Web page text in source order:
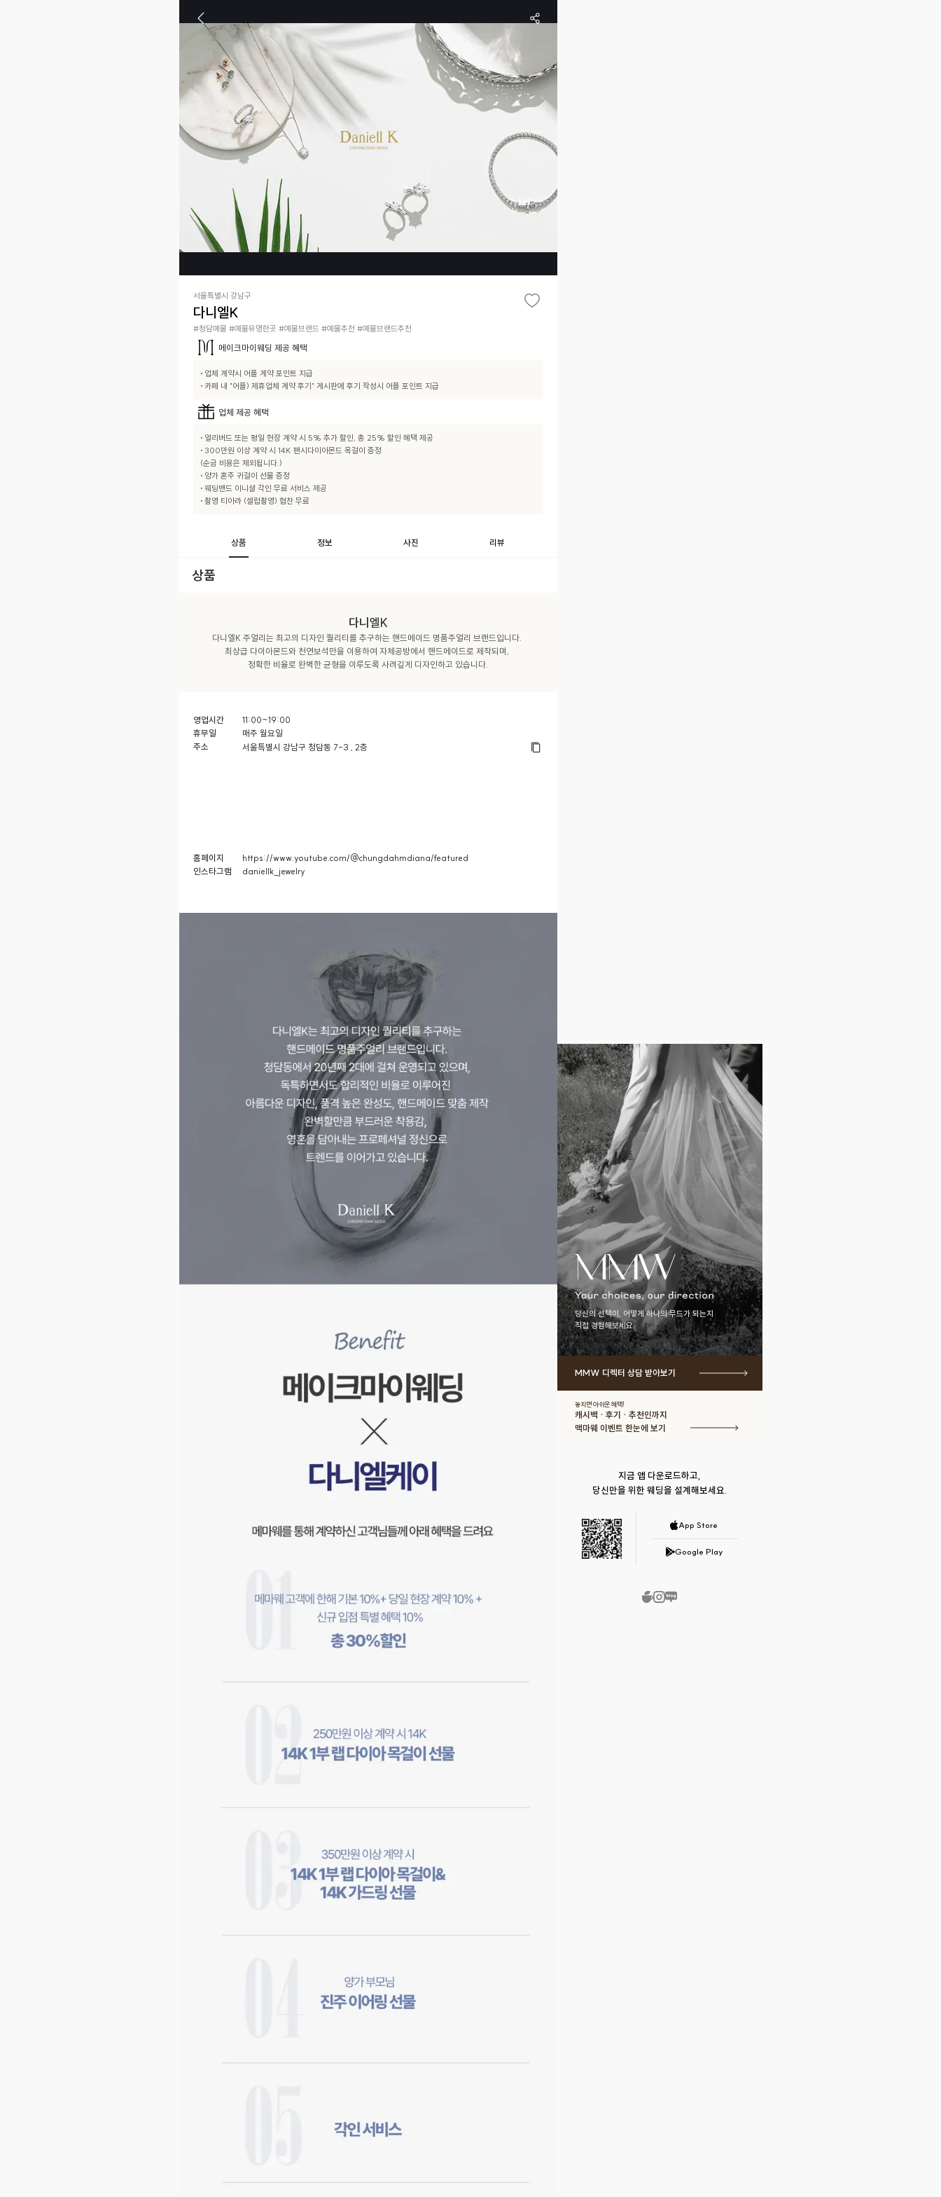
서울특별시 강남구
다니엘K
#청담예물 #예물유명한곳 #예물브랜드 #예물추천 #예물브랜드추천
메이크마이웨딩 제공 혜택
• 업체 계약시 어플 계약 포인트 지급
• 카페 내 "어플) 제휴업체 계약 후기" 게시판에 후기 작성시 어플 포인트 지급
업체 제공 혜택
• 얼리버드 또는 평일 현장 계약 시 5% 추가 할인, 총 25% 할인 혜택 제공
• 300만원 이상 계약 시 14K 팬시다이아몬드 목걸이 증정
(순금 비용은 제외됩니다.)
• 양가 혼주 귀걸이 선물 증정
• 웨딩밴드 이니셜 각인 무료 서비스 제공
• 촬영 티아라 (셀럽촬영) 협찬 무료
상품 정보 사진 리뷰
상품
다니엘K
다니엘K 주얼리는 최고의 디자인 퀄리티를 추구하는 핸드메이드 명품주얼리 브랜드입니다.
최상급 다이아몬드와 천연보석만을 이용하여 자체공방에서 핸드메이드로 제작되며,
정확한 비율로 완벽한 균형을 이루도록 사려깊게 디자인하고 있습니다.
영업시간
11:00~19:00
휴무일
매주 월요일
주소
서울특별시 강남구 청담동 7-3 , 2층
홈페이지
https://www.youtube.com/@chungdahmdiana/featured
인스타그램
daniellk_jewelry
당신의 선택이, 어떻게 하나의 무드가 되는지
직접 경험해보세요.
MMW 디렉터 상담 받아보기
놓치면 아쉬운 혜택!
캐시백 · 후기 · 추천인까지
맥마웨 이벤트 한눈에 보기
지금 앱 다운로드하고,
당신만을 위한 웨딩을 설계해보세요.
App Store
Google Play